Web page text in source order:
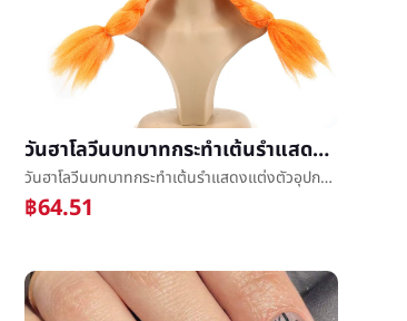
วันฮาโลวีนบทบาทกระทำเต้นรำแสดงแต่งตัวอุปกรณ์ประกอบฉากวิกสีดับเบิลถักเปียcosวิกโรงงานโดยตรง
วันฮาโลวีนบทบาทกระทำเต้นรำแสดงแต่งตัวอุปกรณ์ประกอบฉากวิกสีดับเบิลถักเปียcosวิกโรงงานโดยตรง
฿64.51